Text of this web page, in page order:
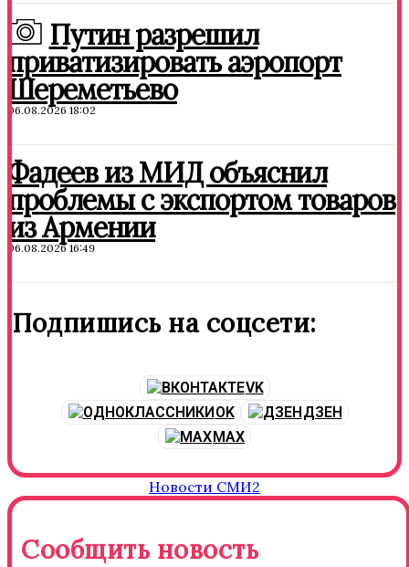
Путин разрешил
приватизировать аэропорт
Шереметьево
06.08.2026 18:02
Фадеев из МИД объяснил
проблемы с экспортом товаров
из Армении
06.08.2026 16:49
Подпишись на соцсети:
VK
OK
ДЗЕН
MAX
Новости СМИ2
Сообщить новость